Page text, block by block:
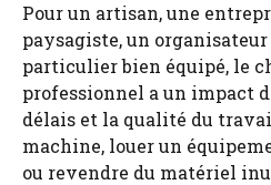
Pour un artisan, une
paysagiste, un organisateur
particulier bien équipé, le
professionnel a un impact
délais et la qualité du
machine, louer un
ou revendre du matériel